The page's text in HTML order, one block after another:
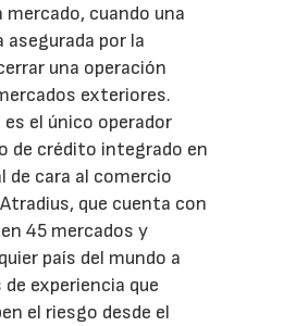
mercado, cuando una
asegurada por la
una operación
exteriores.
el único operador
de crédito integrado en
de cara al comercio
que cuenta con
45 mercados y
país del mundo a
experiencia que
el riesgo desde el